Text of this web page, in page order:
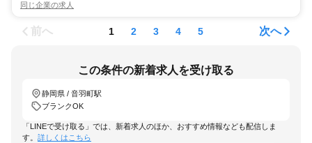
同じ企業の求人
前へ 1 2 3 4 5 次へ
この条件の新着求人を受け取る
静岡県 / 音羽町駅
ブランクOK
「LINEで受け取る」では、新着求人のほか、おすすめ情報なども配信しま
す。 詳しくはこちら